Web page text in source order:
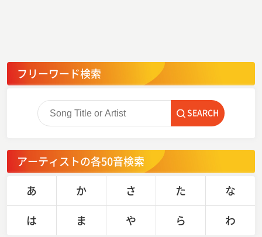
フリーワード検索
SEARCH
アーティストの各50音検索
あ
か さ た
な
は
ま や ら わ